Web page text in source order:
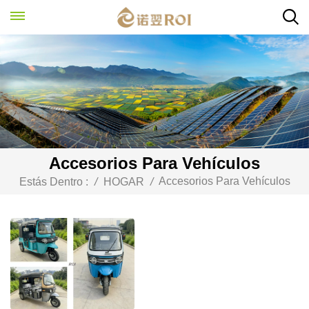
Accesorios Para Vehículos
Estás Dentro : / HOGAR / Accesorios Para Vehículos